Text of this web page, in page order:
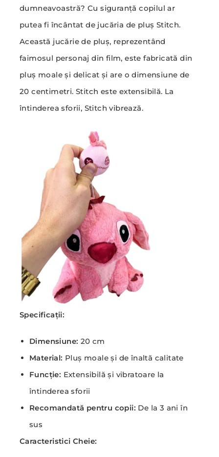
dumneavoastră? Cu siguranță copilul ar
putea fi încântat de jucăria de pluș Stitch.
Această jucărie de pluș, reprezentând
faimosul personaj din film, este fabricată din
pluș moale și delicat și are o dimensiune de
20 centimetri. Stitch este extensibilă. La
întinderea sforii, Stitch vibrează.
Specificații:
Dimensiune: 20 cm
Material: Pluș moale și de înaltă calitate
Funcție: Extensibilă și vibratoare la
întinderea sforii
Recomandată pentru copii: De la 3 ani în
sus
Caracteristici Cheie: